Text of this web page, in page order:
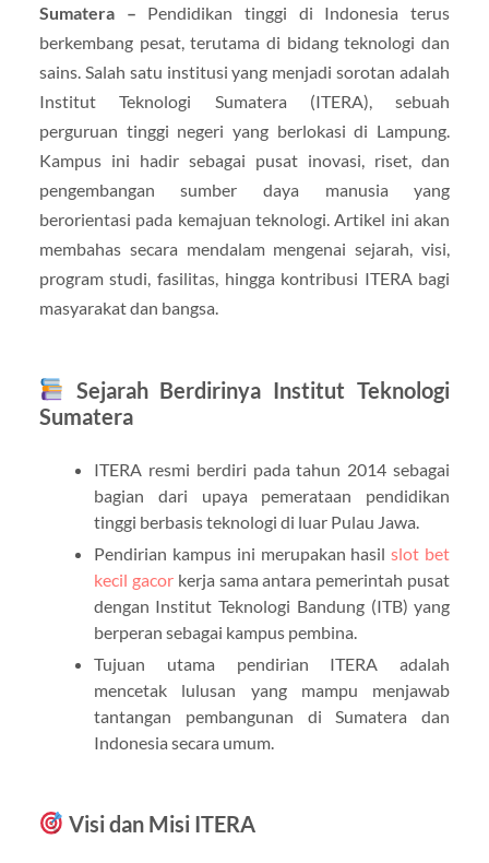
Sumatera – Pendidikan tinggi di Indonesia terus
berkembang pesat, terutama di bidang teknologi dan
sains. Salah satu institusi yang menjadi sorotan adalah
Institut Teknologi Sumatera (ITERA), sebuah
perguruan tinggi negeri yang berlokasi di Lampung.
Kampus ini hadir sebagai pusat inovasi, riset, dan
pengembangan sumber daya manusia yang
berorientasi pada kemajuan teknologi. Artikel ini akan
membahas secara mendalam mengenai sejarah, visi,
program studi, fasilitas, hingga kontribusi ITERA bagi
masyarakat dan bangsa.
Sejarah Berdirinya Institut Teknologi
Sumatera
ITERA resmi berdiri pada tahun 2014 sebagai
bagian dari upaya pemerataan pendidikan
tinggi berbasis teknologi di luar Pulau Jawa.
Pendirian kampus ini merupakan hasilslot bet
kecil gacorkerja sama antara pemerintah pusat
dengan Institut Teknologi Bandung (ITB) yang
berperan sebagai kampus pembina.
Tujuan utama pendirian ITERA adalah
mencetak lulusan yang mampu menjawab
tantangan pembangunan di Sumatera dan
Indonesia secara umum.
Visi dan Misi ITERA